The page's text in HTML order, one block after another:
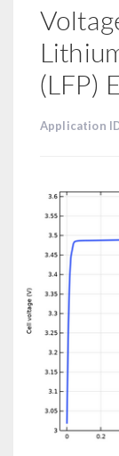
(LFP)
Application